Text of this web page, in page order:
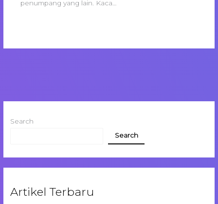
penumpang yang lain. Kaca…
Search
Search
Artikel Terbaru